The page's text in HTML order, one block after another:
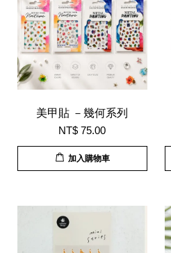
美甲貼 －幾何系列
NT$ 75.00
加入購物車